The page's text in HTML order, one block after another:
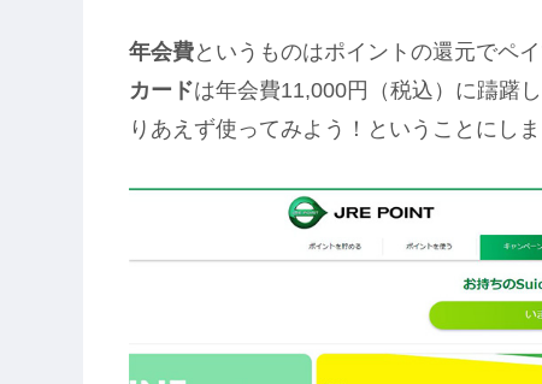
年会費というものはポイントの還元でペ
カードは年会費11,000円（税込）に躊躇し
りあえず使ってみよう！ということにしま